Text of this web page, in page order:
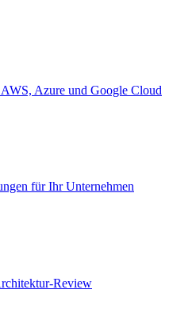
Azure und Google Cloud
für Ihr Unternehmen
Review